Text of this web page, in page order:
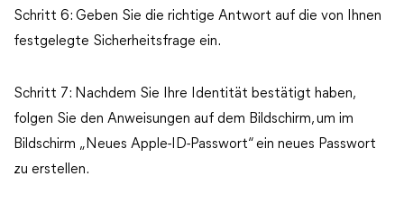
Schritt 6: Geben Sie die richtige Antwort auf die von Ihnen
festgelegte Sicherheitsfrage ein.
Schritt 7: Nachdem Sie Ihre Identität bestätigt haben,
folgen Sie den Anweisungen auf dem Bildschirm, um im
Bildschirm „Neues Apple-ID-Passwort“ ein neues Passwort
zu erstellen.